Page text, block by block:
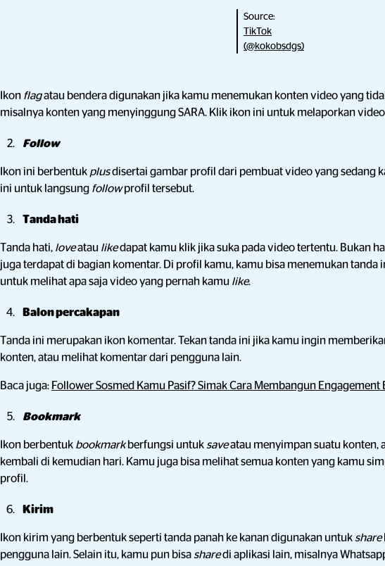
Source:
TikTok
(@kokobsdgs)
Ikon flagatau bendera digunakan jika kamu menemukan konten video yang
misalnya konten yang menyinggung SARA. Klik ikon ini untuk melaporkan
Follow
Ikon ini berbentuk plusdisertai gambar profil dari pembuat video yang sedang
ini untuk langsung followprofil tersebut.
Tanda hati
Tanda hati, loveatau likedapat kamu klik jika suka pada video tertentu. Bukan
juga terdapat di bagian komentar. Di profil kamu, kamu bisa menemukan tanda
untuk melihat apa saja video yang pernah kamu like.
Balon percakapan
Tanda ini merupakan ikon komentar. Tekan tanda ini jika kamu ingin
konten, atau melihat komentar dari pengguna lain.
Baca juga: Follower Sosmed Kamu Pasif? Simak Cara Membangun Engagement
Bookmark
Ikon berbentuk bookmarkberfungsi untuk saveatau menyimpan suatu konten,
kembali di kemudian hari. Kamu juga bisa melihat semua konten yang kamu
profil.
Kirim
Ikon kirim yang berbentuk seperti tanda panah ke kanan digunakan untuk share
pengguna lain. Selain itu, kamu pun bisa sharedi aplikasi lain, misalnya